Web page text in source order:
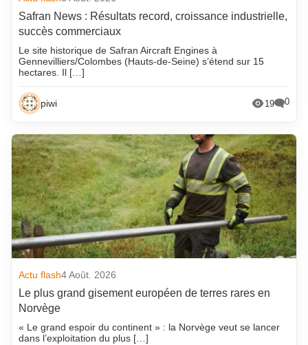
Safran News : Résultats record, croissance industrielle,
succès commerciaux
Le site historique de Safran Aircraft Engines à
Gennevilliers/Colombes (Hauts-de-Seine) s’étend sur 15
hectares. Il […]
piwi 19 0
Actu flash4 Août. 2026
Le plus grand gisement européen de terres rares en
Norvège
« Le grand espoir du continent » : la Norvège veut se lancer
dans l’exploitation du plus […]